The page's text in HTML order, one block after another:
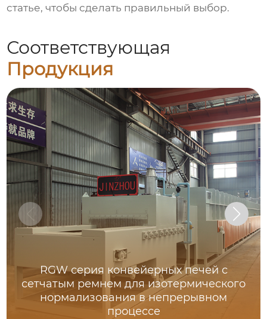
статье, чтобы сделать правильный выбор.
Соответствующая
Продукция
RGW серия конвейерных печей с
сетчатым ремнем для изотермического
нормализования в непрерывном
процессе